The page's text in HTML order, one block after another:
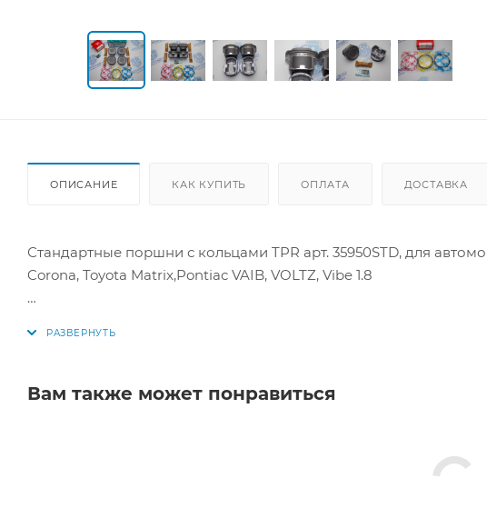
ОПИСАНИЕ КАК КУПИТЬ ОПЛАТА ДОСТАВКА
Стандартные поршни с кольцами TPR арт. 35950STD, для
Corona, Toyota Matrix,Pontiac VAIB, VOLTZ, Vibe 1.8
Вам также может понравиться